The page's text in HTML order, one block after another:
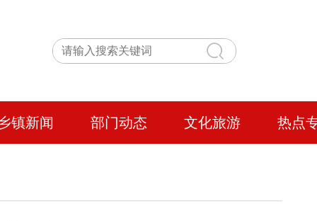
镇新闻 部门动态 文化旅游 热点